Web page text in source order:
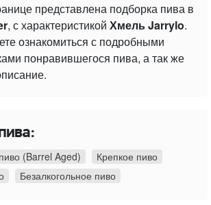
представлена подборка пива в
, с характеристикой Хмель Jarrylo.
ознакомиться с подробными
понравившегося пива, а так же
(Barrel Aged)
Крепкое пиво
Безалкогольное пиво